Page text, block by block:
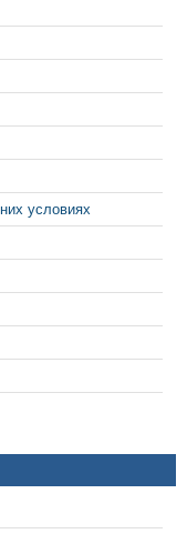
условиях